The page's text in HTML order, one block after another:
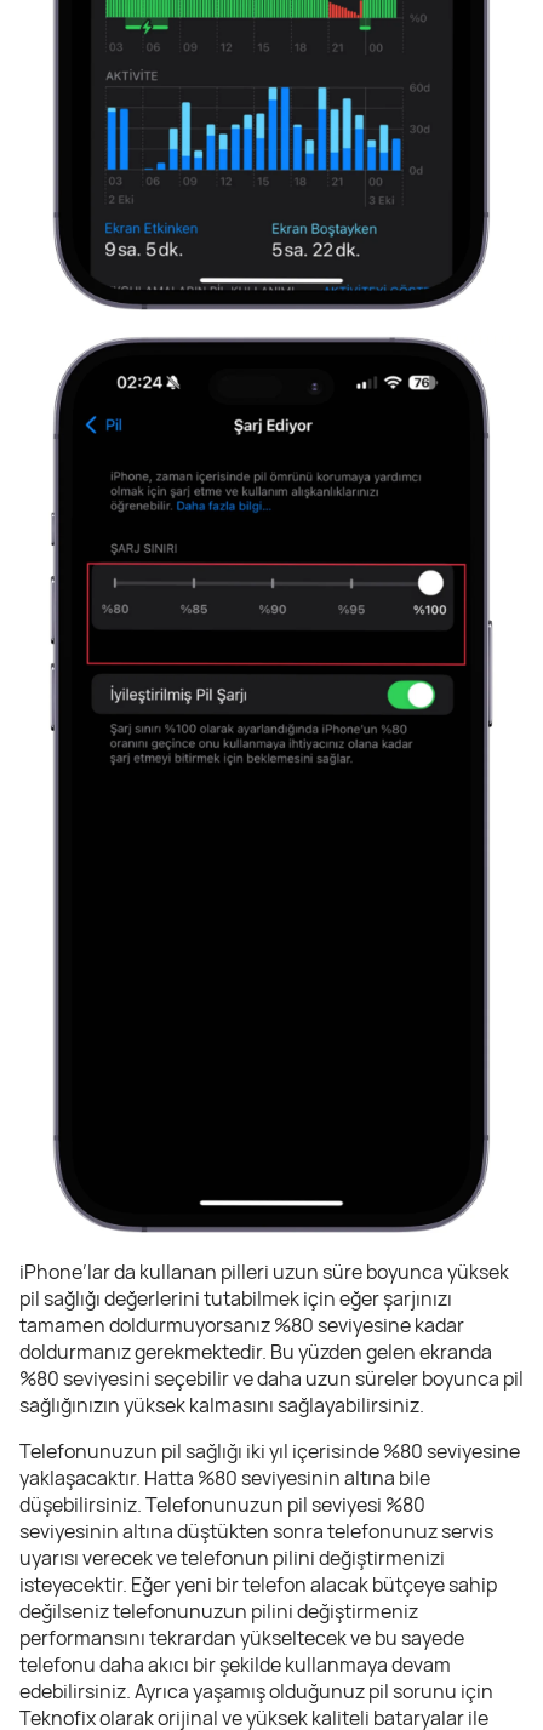
iPhone’lar da kullanan pilleri uzun süre boyunca yüksek
pil sağlığı değerlerini tutabilmek için eğer şarjınızı
tamamen doldurmuyorsanız %80 seviyesine kadar
doldurmanız gerekmektedir. Bu yüzden gelen ekranda
%80 seviyesini seçebilir ve daha uzun süreler boyunca pil
sağlığınızın yüksek kalmasını sağlayabilirsiniz.
Telefonunuzun pil sağlığı iki yıl içerisinde %80 seviyesine
yaklaşacaktır. Hatta %80 seviyesinin altına bile
düşebilirsiniz. Telefonunuzun pil seviyesi %80
seviyesinin altına düştükten sonra telefonunuz servis
uyarısı verecek ve telefonun pilini değiştirmenizi
isteyecektir. Eğer yeni bir telefon alacak bütçeye sahip
değilseniz telefonunuzun pilini değiştirmeniz
performansını tekrardan yükseltecek ve bu sayede
telefonu daha akıcı bir şekilde kullanmaya devam
edebilirsiniz. Ayrıca yaşamış olduğunuz pil sorunu için
Teknofix olarak orijinal ve yüksek kaliteli bataryalar ile